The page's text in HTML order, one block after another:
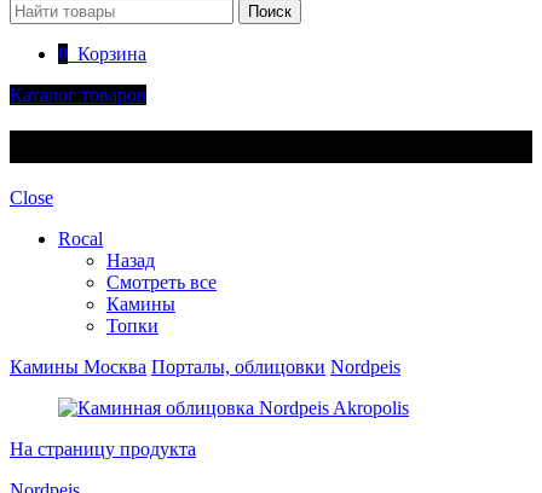
Поиск
0 Корзина
Каталог товаров
Close
Rocal
Назад
Смотреть все
Камины
Топки
Камины Москва Порталы, облицовки Nordpeis
На страницу продукта